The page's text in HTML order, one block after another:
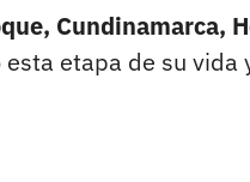
Cundinamarca,
etapa de su